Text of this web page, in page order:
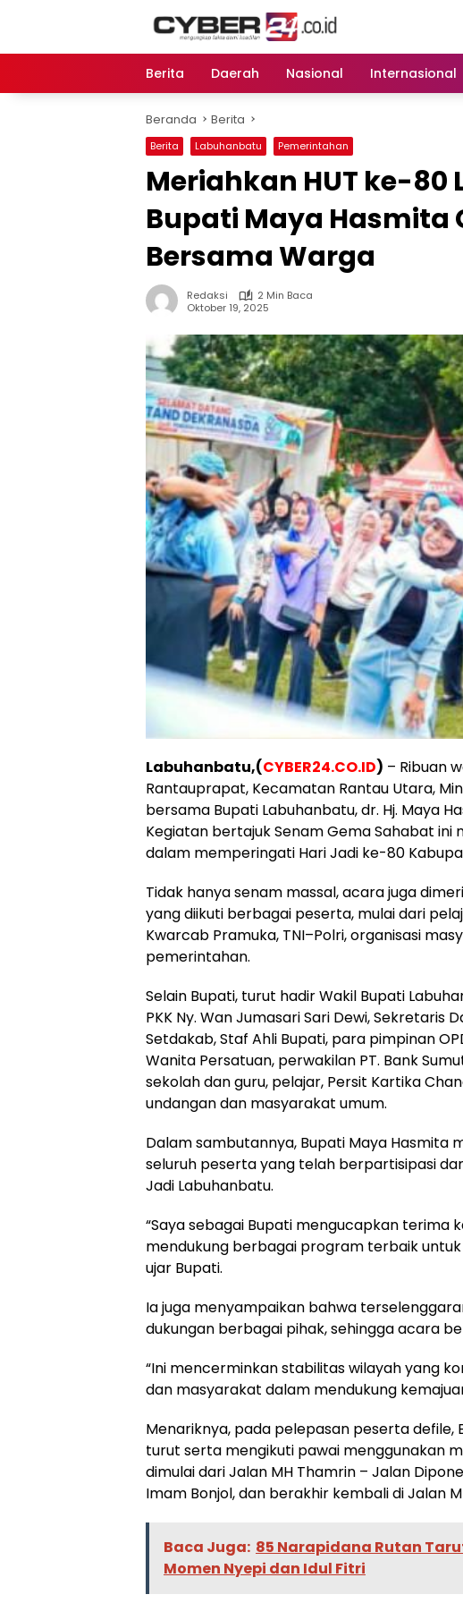
Berita Daerah Nasional Internasional
Beranda Berita
Berita Labuhanbatu Pemerintahan
Meriahkan HUT ke-
Bupati Maya Hasmita
Bersama Warga
Redaksi
2 Min Baca
Oktober 19, 2025
Labuhanbatu,(CYBER24.CO.ID) – Ribuan
Rantauprapat, Kecamatan Rantau Utara,
bersama Bupati Labuhanbatu, dr. Hj. Maya
Kegiatan bertajuk Senam Gema Sahabat ini
dalam memperingati Hari Jadi ke-80
Tidak hanya senam massal, acara juga
yang diikuti berbagai peserta, mulai dari
Kwarcab Pramuka, TNI–Polri, organisasi
pemerintahan.
Selain Bupati, turut hadir Wakil Bupati
PKK Ny. Wan Jumasari Sari Dewi, Sekretaris
Setdakab, Staf Ahli Bupati, para pimpinan
Wanita Persatuan, perwakilan PT. Bank
sekolah dan guru, pelajar, Persit Kartika
undangan dan masyarakat umum.
Dalam sambutannya, Bupati Maya Hasmita
seluruh peserta yang telah berpartisipasi
Jadi Labuhanbatu.
“Saya sebagai Bupati mengucapkan terima
mendukung berbagai program terbaik
ujar Bupati.
Ia juga menyampaikan bahwa
dukungan berbagai pihak, sehingga acara
“Ini mencerminkan stabilitas wilayah yang
dan masyarakat dalam mendukung
Menariknya, pada pelepasan peserta defile,
turut serta mengikuti pawai menggunakan
dimulai dari Jalan MH Thamrin – Jalan
Imam Bonjol, dan berakhir kembali di Jalan
Baca Juga: 85 Narapidana Rutan
Momen Nyepi dan Idul Fitri